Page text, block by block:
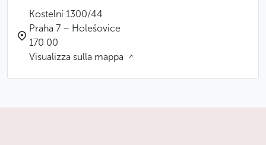
Kostelní 1300/44
Praha 7 – Holešovice
170 00
Visualizza sulla mappa